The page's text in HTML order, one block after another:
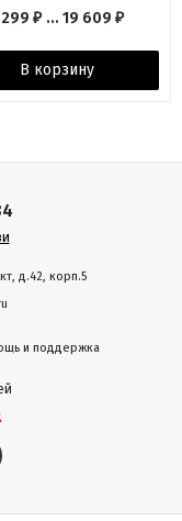
₽ ... 19 609 ₽
В корзину
д.42, корп.5
и поддержка